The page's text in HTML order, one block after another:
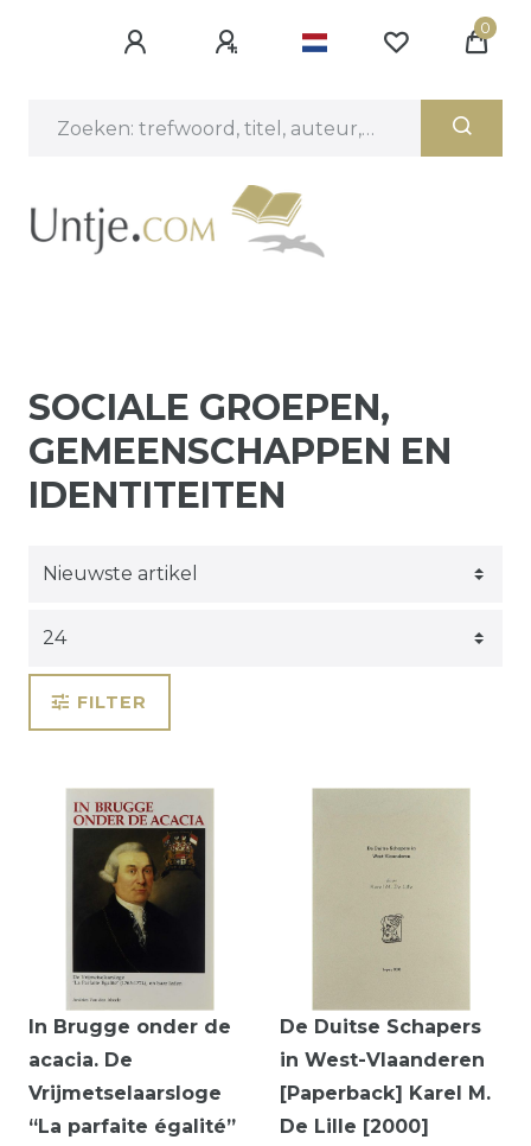
0
SOCIALE GROEPEN,
GEMEENSCHAPPEN EN
IDENTITEITEN
FILTER
In Brugge onder de
acacia. De
Vrijmetselaarsloge
“La parfaite égalité”
De Duitse Schapers
in West-Vlaanderen
[Paperback] Karel M.
De Lille [2000]